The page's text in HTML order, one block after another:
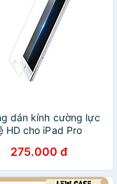
dán kính cường lực
HD cho iPad Pro
hàng chính
275.000 đ